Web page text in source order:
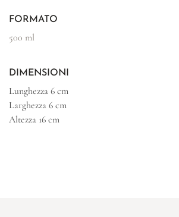
FORMATO
500 ml
DIMENSIONI
Lunghezza 6 cm
Larghezza 6 cm
Altezza 16 cm